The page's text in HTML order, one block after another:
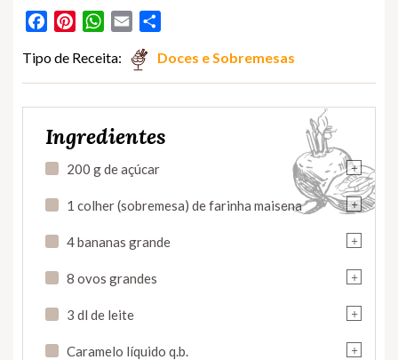
FacebookPinterestWhatsApp
Email
Tipo de Receita: Doces e Sobremesas
Ingredientes
+
200 g de açúcar
+
1 colher (sobremesa) de farinha maisena
+
4 bananas grande
+
8 ovos grandes
+
3 dl de leite
+
Caramelo líquido q.b.